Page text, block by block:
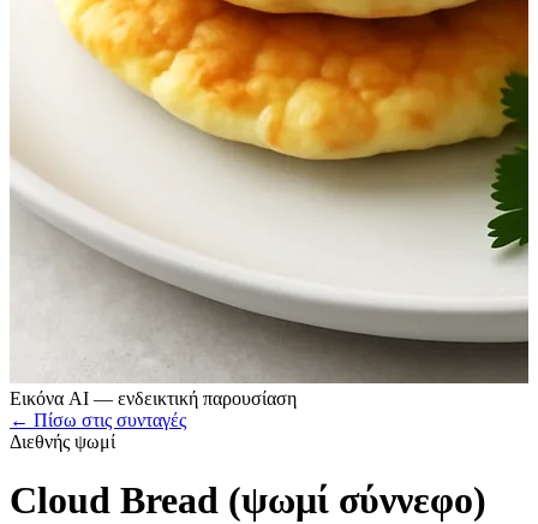
Εικόνα AI — ενδεικτική παρουσίαση
← Πίσω στις συνταγές
Διεθνής ψωμί
Cloud Bread (ψωμί σύννεφο)